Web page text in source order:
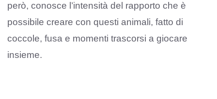
però, conosce l’intensità del rapporto che è
possibile creare con questi animali, fatto di
coccole, fusa e momenti trascorsi a giocare
insieme.